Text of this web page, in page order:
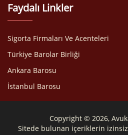
Faydalı Linkler
Sigorta Firmaları Ve Acenteleri
Türkiye Barolar Birliği
Ankara Barosu
İstanbul Barosu
Copyright © 2026,
Sitede bulunan içeriklerin izinsiz